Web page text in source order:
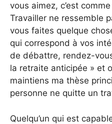
vous aimez, c’est
Travailler ne ressemble
vous faites quelque
qui correspond à vos
de débattre, rendez-
la retraite anticipée » et
maintiens ma thèse
personne ne quitte un
Quelqu’un qui est